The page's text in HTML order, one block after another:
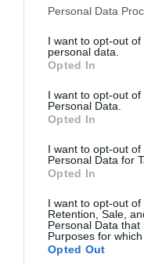
Please note that this
not limited to your visit
grant or deny consent
use your data for
consent section.
Personal Data
I want to opt-out
personal data.
Opted In
I want to opt-out
Personal Data.
Opted In
I want to opt-out
Personal Data for
Opted In
I want to opt-out of
Retention, Sale,
Personal Data
Purposes for
Opted Out
παρερμηνείας.
αμβλώσεις είναι
αντιπολιτευτικό
νέα πρόσωπα
πρόγραμμα, με
πολιτικά» και
«αναζητούν
θέλουν να «πέσει
η Νέα
και έργου, σε